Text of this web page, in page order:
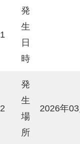
1
発
生
日
時
2
発
生
場
所
2026年